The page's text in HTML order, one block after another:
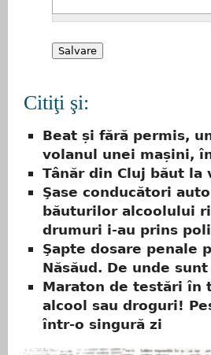
Citiţi şi:
Beat și fără permis,
volanul unei mașini,
Tânăr din Cluj băut la
Şase conducători
băuturilor alcoolului
drumuri i-au prins
Şapte dosare penale
Năsăud. De unde
Maraton de testări în
alcool sau droguri!
într-o singură zi